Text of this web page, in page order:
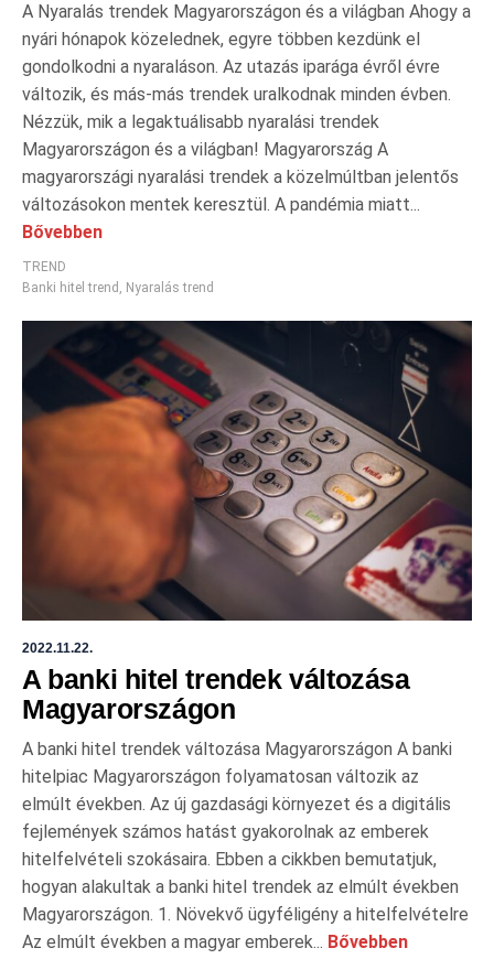
A Nyaralás trendek Magyarországon és a világban Ahogy a
nyári hónapok közelednek, egyre többen kezdünk el
gondolkodni a nyaraláson. Az utazás iparága évről évre
változik, és más-más trendek uralkodnak minden évben.
Nézzük, mik a legaktuálisabb nyaralási trendek
Magyarországon és a világban! Magyarország A
magyarországi nyaralási trendek a közelmúltban jelentős
változásokon mentek keresztül. A pandémia miatt...
Bővebben
TREND
Banki hitel trend , Nyaralás trend
2022.11.22.
A banki hitel trendek változása
Magyarországon
A banki hitel trendek változása Magyarországon A banki
hitelpiac Magyarországon folyamatosan változik az
elmúlt években. Az új gazdasági környezet és a digitális
fejlemények számos hatást gyakorolnak az emberek
hitelfelvételi szokásaira. Ebben a cikkben bemutatjuk,
hogyan alakultak a banki hitel trendek az elmúlt években
Magyarországon. 1. Növekvő ügyféligény a hitelfelvételre
Az elmúlt években a magyar emberek... Bővebben